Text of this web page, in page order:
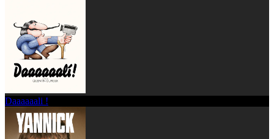
Daaaaaali !